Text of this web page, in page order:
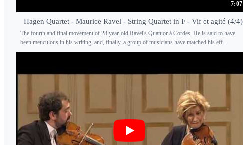
7:07
Hagen Quartet - Maurice Ravel - String Quartet in F - Vif et agité (4/4)
The fourth and final movement of 28 year-old Ravel's Quatuor à Cordes. He is said to have
been meticulous in his writing, and, finally, a group of musicians have matched his eff...